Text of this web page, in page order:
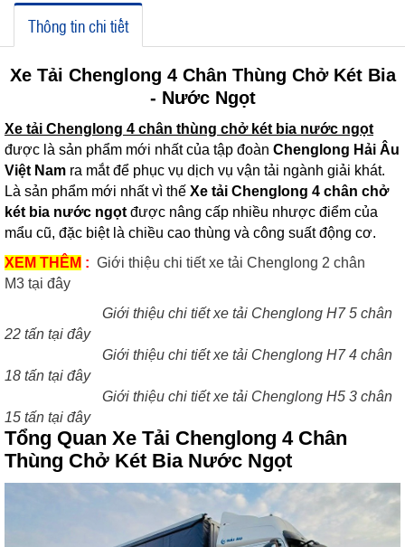
Thông tin chi tiết
Xe Tải Chenglong 4 Chân Thùng Chở Két Bia
- Nước Ngọt
Xe tải Chenglong 4 chân thùng chở két bia nước ngọt
được là sản phẩm mới nhất của tập đoàn Chenglong Hải Âu
Việt Nam ra mắt để phục vụ dịch vụ vận tải ngành giải khát.
Là sản phẩm mới nhất vì thế Xe tải Chenglong 4 chân chở
két bia nước ngọt được nâng cấp nhiều nhược điểm của
mẩu cũ, đặc biệt là chiều cao thùng và công suất động cơ.
XEM THÊM : Giới thiệu chi tiết xe tải Chenglong 2 chân
M3 tại đây
Giới thiệu chi tiết xe tải Chenglong H7 5 chân
22 tấn tại đây
Giới thiệu chi tiết xe tải Chenglong H7 4 chân
18 tấn tại đây
Giới thiệu chi tiết xe tải Chenglong H5 3 chân
15 tấn tại đây
Tổng Quan Xe Tải Chenglong 4 Chân
Thùng Chở Két Bia Nước Ngọt